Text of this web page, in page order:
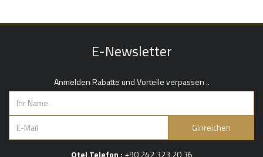
E-Newsletter
Anmelden Rabatte und Vorteile verpassen ..
Ginreichen
Otel Telefon : +90 242 323 20 36